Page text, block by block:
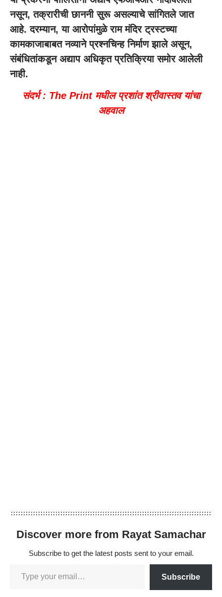
नसून, तक्रारीची छाननी सुरू असल्याचे सांगितले जात
आहे. दरम्यान, या आरोपांमुळे राम मंदिर ट्रस्टच्या
कामकाजाबाबत नव्याने प्रश्नचिन्ह निर्माण झाले असून,
संबंधितांकडून अद्याप अधिकृत प्रतिक्रिया समोर आलेली
नाही.
संदर्भ : The Print मधील प्रशांत श्रीवास्तव यांचा
अहवाल
Discover more from Rayat Samachar
Subscribe to get the latest posts sent to your email.
Subscribe